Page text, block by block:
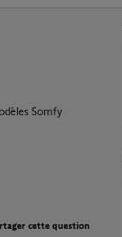
Somfy
cette question